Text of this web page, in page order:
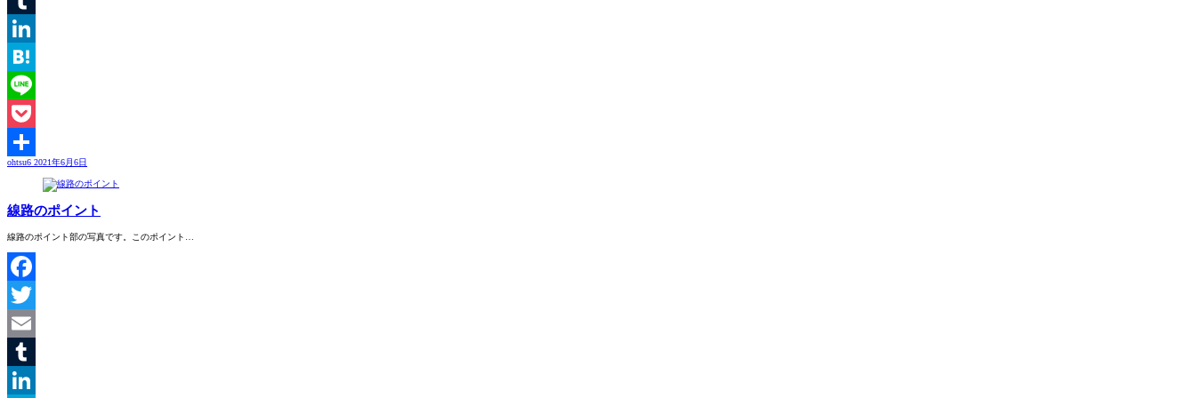
Tumblr
LinkedIn
Hatena
Line
Pocket
共
ohtsu6 2021年6月6日
線路のポイント
線路のポイント部の写真です。このポイント…
Facebook
Twitter
Email
Tumblr